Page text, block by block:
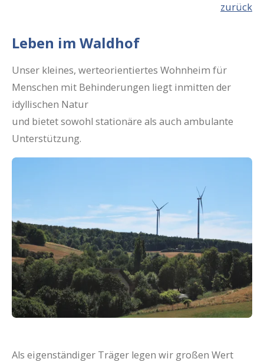
zurück
Leben im Waldhof
Unser kleines, werteorientiertes Wohnheim für
Menschen mit Behinderungen liegt inmitten der
idyllischen Natur
und bietet sowohl stationäre als auch ambulante
Unterstützung.
Als eigenständiger Träger legen wir großen Wert